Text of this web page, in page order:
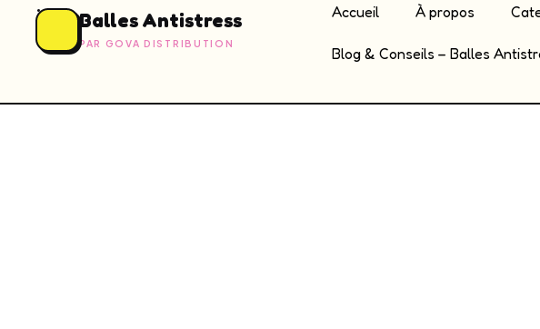
Balles Antistress
PAR GOVA DISTRIBUTION
Accueil À propos
Blog & Conseils – Balles